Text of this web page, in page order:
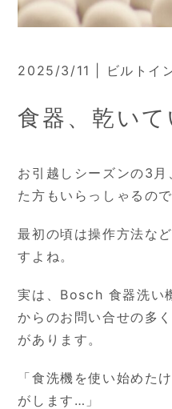
2025/3/11 | ビルトイ
食器、乾いて
お引越しシーズンの3
た方もいらっしゃるの
最初の頃は操作方法な
すよね。
実は、Bosch 食器洗い
からのお問い合せの多
があります。
「食洗機を使い始めた
がします…」